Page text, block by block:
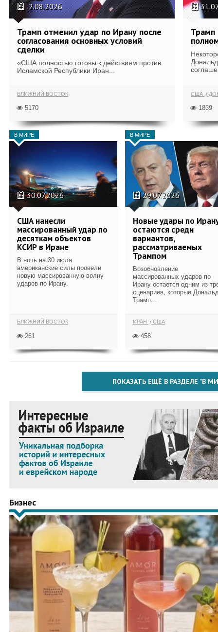
2.08.2026
Трамп отменил удар по Ирану после
согласования основных условий
сделки
«США полностью готовы к действиям против
Исламской Республики Иран...
БЛИЖНИЙ ВОСТОК
5170
Трамп
США
1839
В МИРЕ
30.07.2026
США нанесли
массированный удар по
десяткам объектов
КСИР в Иране
В ночь на 30 июля
американские силы провели
новую массированную волну
ударов по Ирану.
БЛИЖНИЙ ВОСТОК
261
В МИРЕ
29.07.2026
Новые удары по
остаются среди
вариантов,
рассматриваемых
Трампом
Возобновление
массированных ударов по
Ирану остается одним из
сценариев, которые
Трамп...
ИРАН США
458
ПОКАЗАТЬ ЕЩЁ В РАЗДЕЛЕ "В
Бизнес